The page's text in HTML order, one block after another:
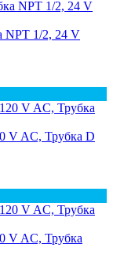
NPT 1/2, 24 V
V AC, Трубка D
V AC, Трубка